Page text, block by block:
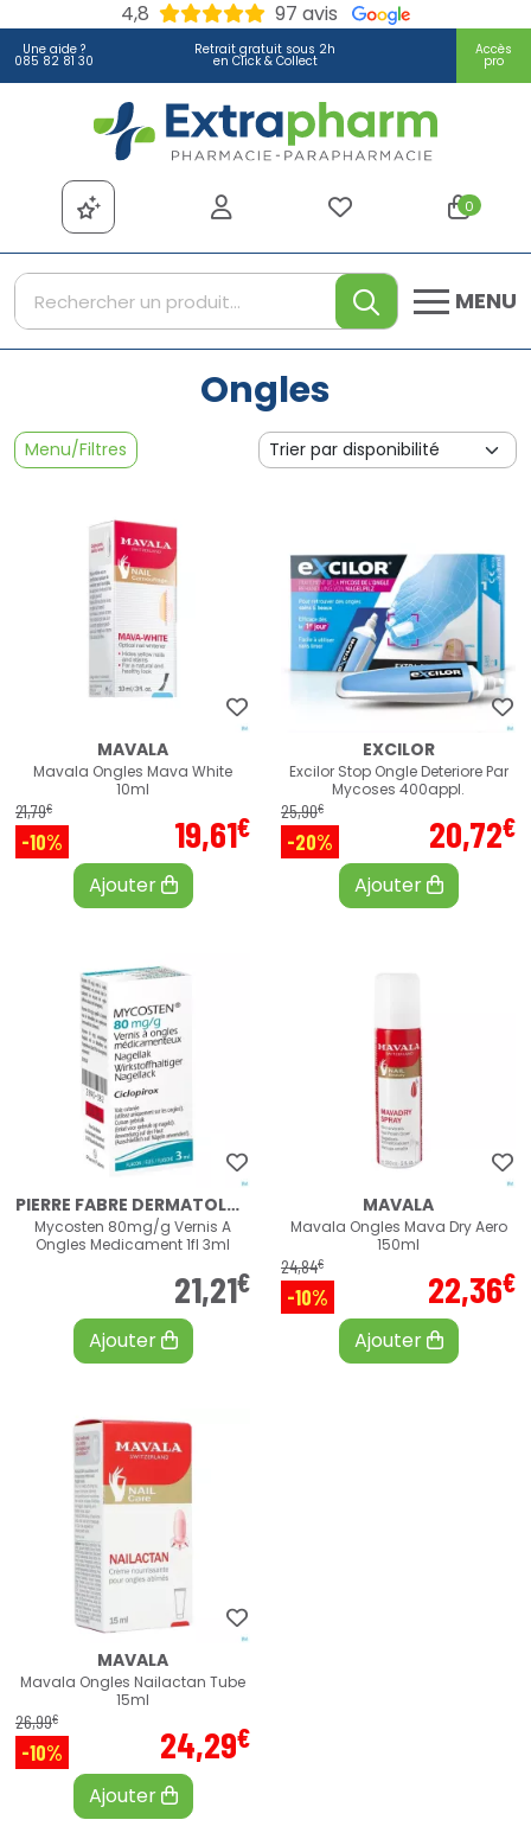
4,8 97 avis
Une aide ?
085 82 81 30
Retrait gratuit sous 2h
en Click & Collect
Accès
pro
Extrapharm Votre
0
MENU
Ongles
Menu/Filtres
MAVALA
Mavala Ongles Mava White
10ml
21,79€
-10% 19,61€
Ajouter
EXCILOR
Excilor Stop Ongle Deteriore Par
Mycoses 400appl.
25,90€
-20% 20,72€
Ajouter
PIERRE FABRE DERMATOLOGIE
Mycosten 80mg/g Vernis A
Ongles Medicament 1fl 3ml
21,21€
Ajouter
MAVALA
Mavala Ongles Mava Dry Aero
150ml
24,84€
-10% 22,36€
Ajouter
MAVALA
Mavala Ongles Nailactan Tube
15ml
26,99€
-10% 24,29€
Ajouter